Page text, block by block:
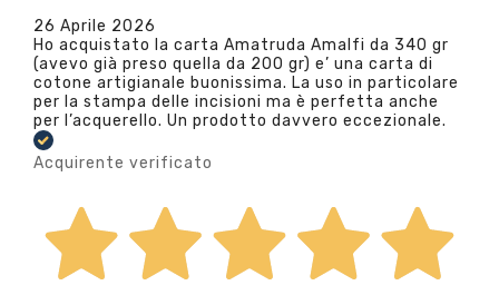
26 Aprile 2026
Ho acquistato la carta Amatruda Amalfi da 340 gr
(avevo già preso quella da 200 gr) e’ una carta di
cotone artigianale buonissima. La uso in particolare
per la stampa delle incisioni ma è perfetta anche
per l’acquerello. Un prodotto davvero eccezionale.
Acquirente verificato